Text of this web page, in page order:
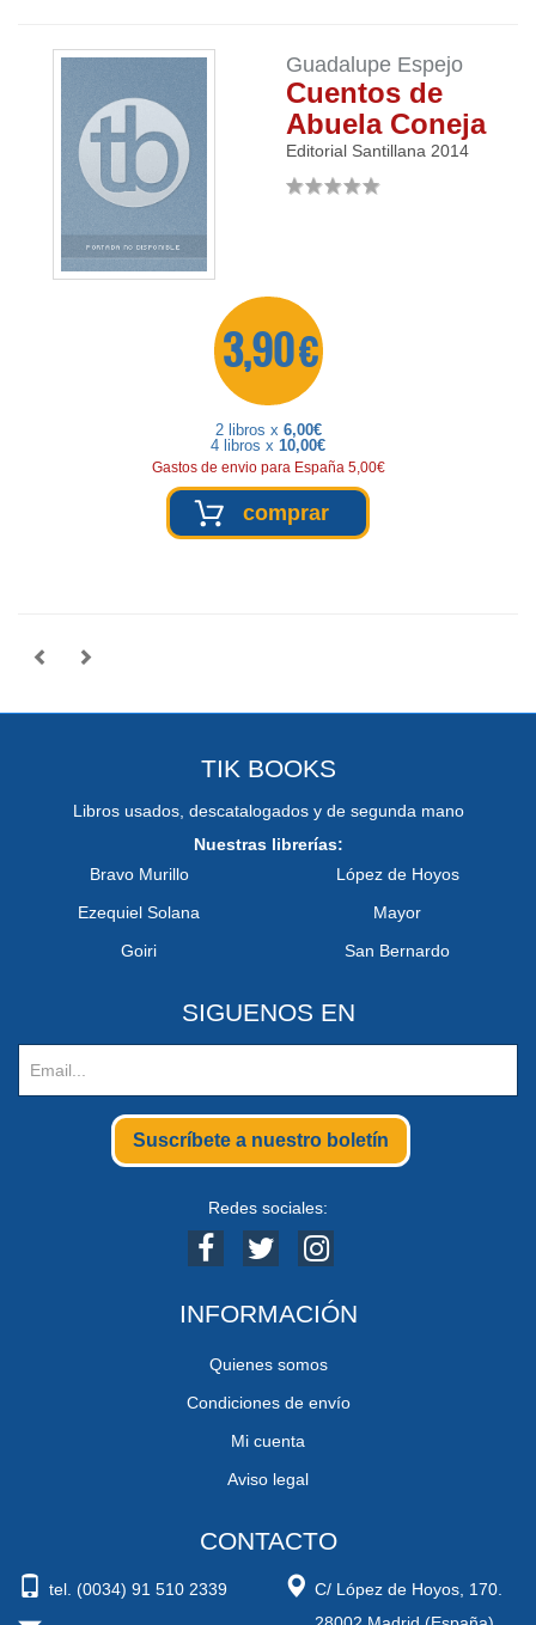
Guadalupe Espejo
Cuentos de
Abuela Coneja
Editorial Santillana 2014
3,90 €
2 libros x 6,00€
4 libros x 10,00€
Gastos de envio para España 5,00€
comprar
TIK BOOKS
Libros usados, descatalogados y de segunda mano
Nuestras librerías:
Bravo Murillo
Ezequiel Solana
Goiri
López de Hoyos
Mayor
San Bernardo
SIGUENOS EN
Suscríbete a nuestro boletín
Redes sociales:
INFORMACIÓN
Quienes somos
Condiciones de envío
Mi cuenta
Aviso legal
CONTACTO
tel. (0034) 91 510 2339
C/ López de Hoyos, 170.